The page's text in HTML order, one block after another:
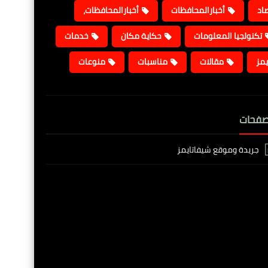
أخبارالمحافظات
أخبارالمحافظات،
تكنولجيا المعلومات
حكاية مكان
خدمات
مقالات مناسبات منوعات
جريدة وموقع شيفاتايمز